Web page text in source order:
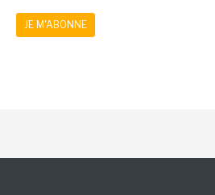
JE M'ABONNE